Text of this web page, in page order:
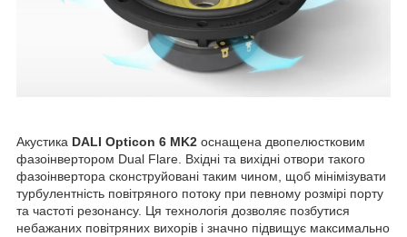
Акустика DALI Opticon 6 MK2 оснащена двопелюстковим
фазоінвертором Dual Flare. Вхідні та вихідні отвори такого
фазоінвертора сконструйовані таким чином, щоб мінімізувати
турбулентність повітряного потоку при певному розмірі порту
та частоті резонансу. Ця технологія дозволяє позбутися
небажаних повітряних вихорів і значно підвищує максимально